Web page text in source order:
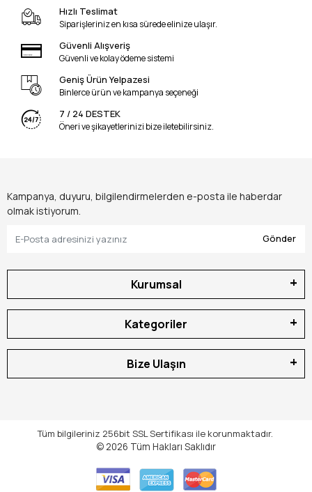
Hızlı Teslimat
Siparişleriniz en kısa sürede elinize ulaşır.
Güvenli Alışveriş
Güvenli ve kolay ödeme sistemi
Geniş Ürün Yelpazesi
Binlerce ürün ve kampanya seçeneği
7 / 24 DESTEK
Öneri ve şikayetlerinizi bize iletebilirsiniz.
Kampanya, duyuru, bilgilendirmelerden e-posta ile haberdar
olmak istiyorum.
Gönder
Kurumsal
Kategoriler
Bize Ulaşın
Tüm bilgileriniz 256bit SSL Sertifikası ile korunmaktadır.
© 2026 Tüm Hakları Saklıdır